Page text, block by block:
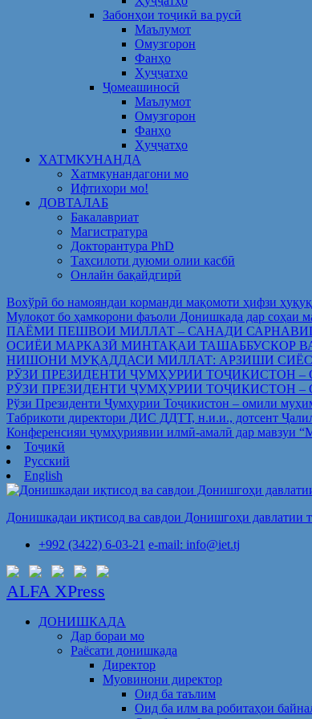
Забонҳои тоҷикӣ ва русӣ
Маълумот
Омузгорон
Фанҳо
Ҳуҷҷатҳо
Ҷомеашиносӣ
Маълумот
Омузгорон
Фанҳо
Ҳуҷҷатҳо
ХАТМКУНАНДА
Хатмкунандагони мо
Ифтихори мо!
ДОВТАЛАБ
Бакалавриат
Магистратура
Докторантура PhD
Таҳсилоти дуюми олии касбӣ
Онлайн бақайдгирӣ
Вохўрӣ бо намояндаи корманди мақомоти ҳифзи
Мулоқот бо ҳамкорони фаъоли Донишкада дар
ПАЁМИ ПЕШВОИ МИЛЛАТ – САНАДИ
ОСИЁИ МАРКАЗӢ МИНТАҚАИ ТАШАББУСКОР
НИШОНИ МУҚАДДАСИ МИЛЛАТ: АРЗИШИ
РӮЗИ ПРЕЗИДЕНТИ ҶУМҲУРИИ ТОҶИКИСТОН
РӮЗИ ПРЕЗИДЕНТИ ҶУМҲУРИИ ТОҶИКИСТОН
Рўзи Президенти Ҷумҳурии Тоҷикистон – омили
Табрикоти директори ДИС ДДТТ, н.и.и., дотсент
Конференсияи ҷумҳуриявии илмӣ-амалӣ дар мавзуи
Тоҷикӣ
Русский
English
Донишкадаи иқтисод ва савдои Донишгоҳи давлатии
+992 (3422) 6-03-21 e-mail: info@iet.tj
ALFA XPress
ДОНИШКАДА
Дар бораи мо
Раёсати донишкада
Директор
Муовинони директор
Оид ба таълим
Оид ба илм ва робитаҳои